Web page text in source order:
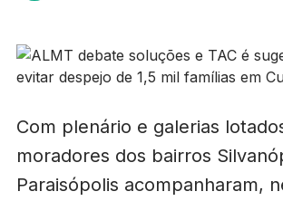
Com plenário e galerias
moradores dos bairros
Paraisópolis acompanharam,